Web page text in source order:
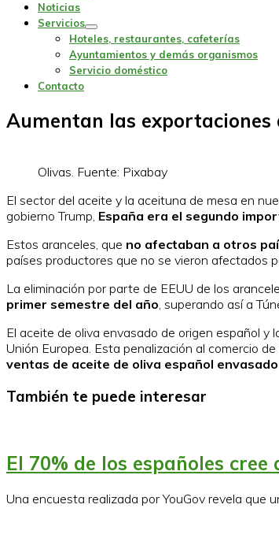
Noticias
Servicios
Hoteles, restaurantes, cafeterías
Ayuntamientos y demás organismos
Servicio doméstico
Contacto
Aumentan las exportaciones
Olivas. Fuente: Pixabay
El sector del aceite y la aceituna de mesa en
gobierno Trump, España era el segundo
Estos aranceles, que no afectaban a otros
países productores que no se vieron afectados
La eliminación por parte de EEUU de los
primer semestre del año , superando así a
El aceite de oliva envasado de origen español y
Unión Europea. Esta penalización al comercio
ventas de aceite de oliva español
También te puede interesar
El 70% de los españoles
Una encuesta realizada por YouGov revela que